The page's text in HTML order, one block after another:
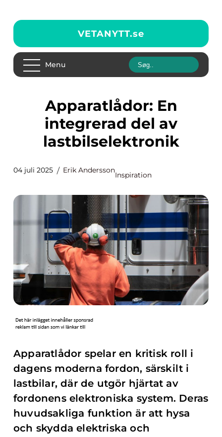
VETANYTT.se
Menu
Apparatlådor: En
integrerad del av
lastbilselektronik
04 juli 2025 Erik Andersson
Inspiration
Apparatlådor spelar en kritisk roll i
dagens moderna fordon, särskilt i
lastbilar, där de utgör hjärtat av
fordonens elektroniska system. Deras
huvudsakliga funktion är att hysa
och skydda elektriska och